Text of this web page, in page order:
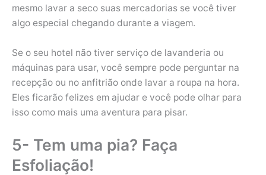
mesmo lavar a seco suas mercadorias se você tiver
algo especial chegando durante a viagem.
Se o seu hotel não tiver serviço de lavanderia ou
máquinas para usar, você sempre pode perguntar na
recepção ou no anfitrião onde lavar a roupa na hora.
Eles ficarão felizes em ajudar e você pode olhar para
isso como mais uma aventura para pisar.
5- Tem uma pia? Faça
Esfoliação!